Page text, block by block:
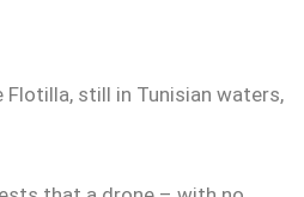
still in Tunisian waters,